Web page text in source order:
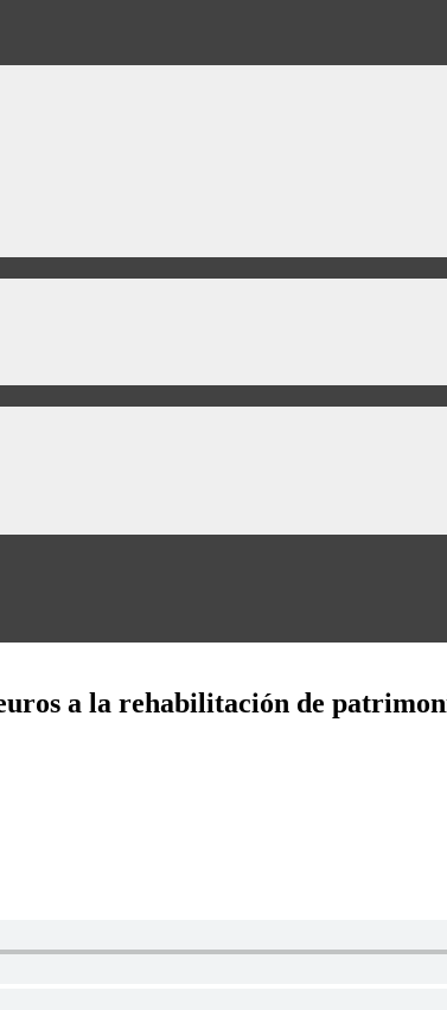
a la rehabilitación de